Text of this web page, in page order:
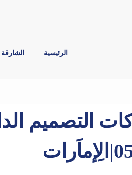
الرئيسية الشارقة
التصميم